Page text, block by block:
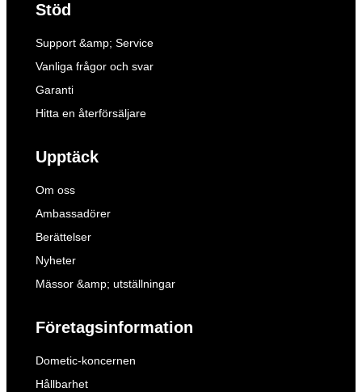
Stöd
Support &amp; Service
Vanliga frågor och svar
Garanti
Hitta en återförsäljare
Upptäck
Om oss
Ambassadörer
Berättelser
Nyheter
Mässor &amp; utställningar
Företagsinformation
Dometic-koncernen
Hållbarhet